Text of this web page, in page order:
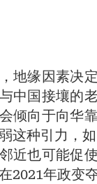
地缘因素决
中国接壤的
倾向于向华
这种引力，如
近也可能促
2021年政变